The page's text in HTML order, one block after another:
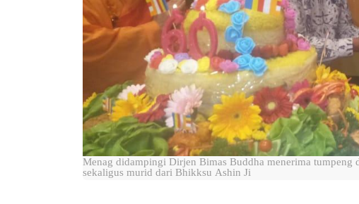
Menag didampingi Dirjen Bimas Buddha menerima tumpeng
sekaligus murid dari Bhikksu Ashin Ji